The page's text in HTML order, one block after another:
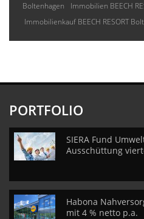
Boltenhagen
Immobilien BEECH
Immobilienkauf BEECH RESORT
PORTFOLIO
SIERA Fund
Ausschüttung
Habona
mit 4 % netto p.a.